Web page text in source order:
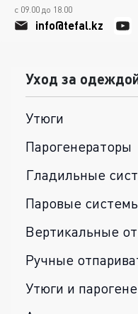
с 09.00 до 18.00
info@tefal.kz
Уход за
Утюги
Парогенераторы
Гладильные
Паровые
Вертикальные
Ручные
Утюги и